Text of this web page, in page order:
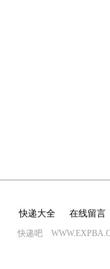
快递大全 在线留言
快递吧